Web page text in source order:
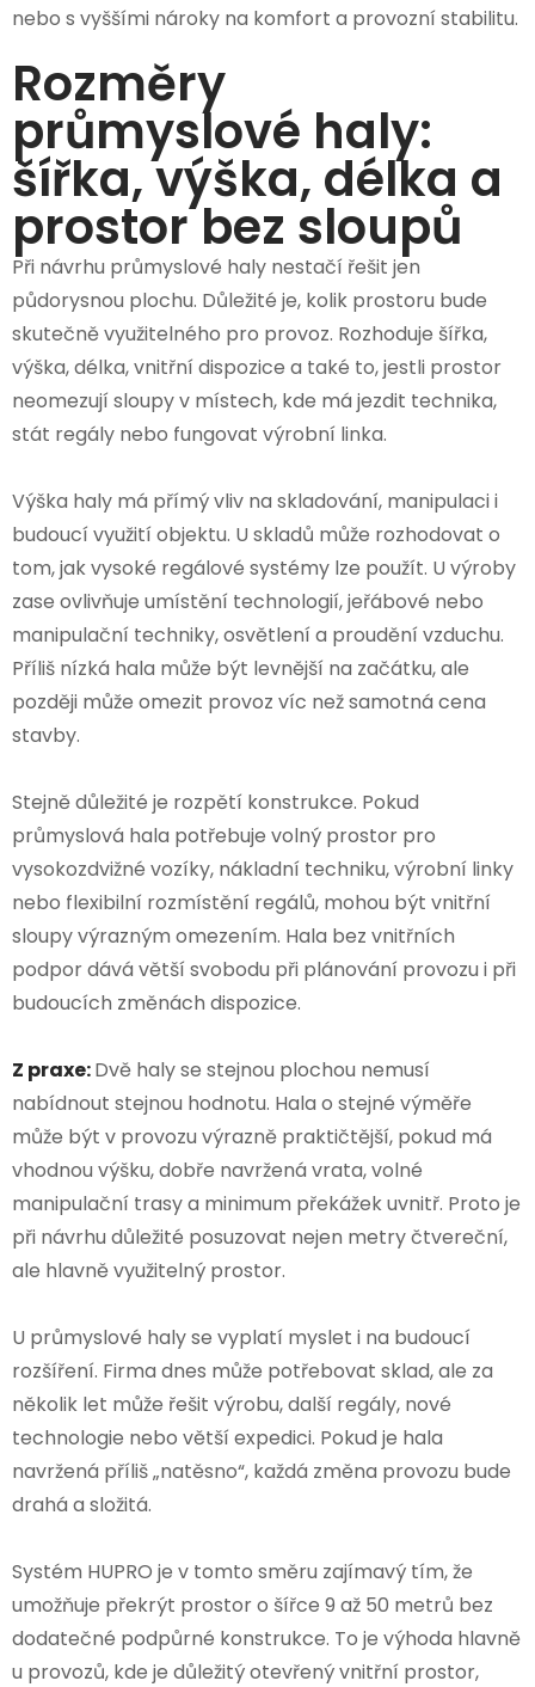
nebo s vyššími nároky na komfort a provozní stabilitu.
Rozměry
průmyslové haly:
šířka, výška, délka a
prostor bez sloupů
Při návrhu průmyslové haly nestačí řešit jen
půdorysnou plochu. Důležité je, kolik prostoru bude
skutečně využitelného pro provoz. Rozhoduje šířka,
výška, délka, vnitřní dispozice a také to, jestli prostor
neomezují sloupy v místech, kde má jezdit technika,
stát regály nebo fungovat výrobní linka.
Výška haly má přímý vliv na skladování, manipulaci i
budoucí využití objektu. U skladů může rozhodovat o
tom, jak vysoké regálové systémy lze použít. U výroby
zase ovlivňuje umístění technologií, jeřábové nebo
manipulační techniky, osvětlení a proudění vzduchu.
Příliš nízká hala může být levnější na začátku, ale
později může omezit provoz víc než samotná cena
stavby.
Stejně důležité je rozpětí konstrukce. Pokud
průmyslová hala potřebuje volný prostor pro
vysokozdvižné vozíky, nákladní techniku, výrobní linky
nebo flexibilní rozmístění regálů, mohou být vnitřní
sloupy výrazným omezením. Hala bez vnitřních
podpor dává větší svobodu při plánování provozu i při
budoucích změnách dispozice.
Z praxe:Dvě haly se stejnou plochou nemusí
nabídnout stejnou hodnotu. Hala o stejné výměře
může být v provozu výrazně praktičtější, pokud má
vhodnou výšku, dobře navržená vrata, volné
manipulační trasy a minimum překážek uvnitř. Proto je
při návrhu důležité posuzovat nejen metry čtvereční,
ale hlavně využitelný prostor.
U průmyslové haly se vyplatí myslet i na budoucí
rozšíření. Firma dnes může potřebovat sklad, ale za
několik let může řešit výrobu, další regály, nové
technologie nebo větší expedici. Pokud je hala
navržená příliš „natěsno“, každá změna provozu bude
drahá a složitá.
Systém HUPRO je v tomto směru zajímavý tím, že
umožňuje překrýt prostor o šířce 9 až 50 metrů bez
dodatečné podpůrné konstrukce. To je výhoda hlavně
u provozů, kde je důležitý otevřený vnitřní prostor,